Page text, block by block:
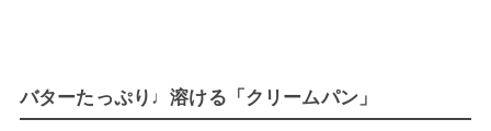
バターたっぷり♩溶ける「クリームパン」